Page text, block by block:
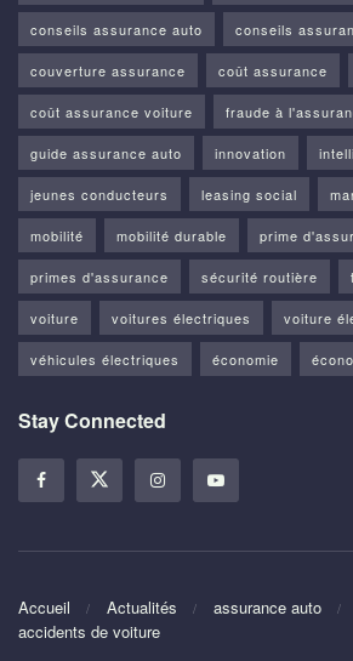
conseils assurance auto conseils
couverture assurance coût assurance
coût assurance voiture fraude à
guide assurance auto innovation
jeunes conducteurs leasing social
mobilité mobilité durable prime
primes d'assurance sécurité routière
voiture voitures électriques voiture
véhicules électriques économie
Stay Connected
Accueil Actualités assurance auto
accidents de voiture